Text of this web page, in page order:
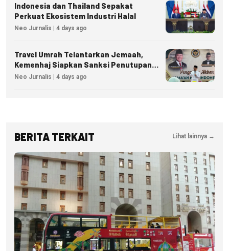
Indonesia dan Thailand Sepakat
Perkuat Ekosistem Industri Halal
Neo Jurnalis | 4 days ago
Travel Umrah Telantarkan Jemaah,
Kemenhaj Siapkan Sanksi Penutupan
Izin hingga Pidana
Neo Jurnalis | 4 days ago
BERITA TERKAIT Lihat lainnya →